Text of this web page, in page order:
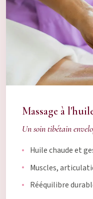
Massage à
Un soin tibétain
Huile chaude et
Muscles,
Rééquilibre